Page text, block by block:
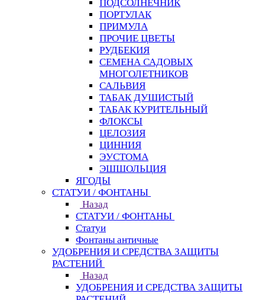
ПОДСОЛНЕЧНИК
ПОРТУЛАК
ПРИМУЛА
ПРОЧИЕ ЦВЕТЫ
РУДБЕКИЯ
СЕМЕНА САДОВЫХ
МНОГОЛЕТНИКОВ
САЛЬВИЯ
ТАБАК ДУШИСТЫЙ
ТАБАК КУРИТЕЛЬНЫЙ
ФЛОКСЫ
ЦЕЛОЗИЯ
ЦИННИЯ
ЭУСТОМА
ЭШШОЛЬЦИЯ
ЯГОДЫ
СТАТУИ / ФОНТАНЫ
Назад
СТАТУИ / ФОНТАНЫ
Статуи
Фонтаны античные
УДОБРЕНИЯ И СРЕДСТВА ЗАЩИТЫ
РАСТЕНИЙ
Назад
УДОБРЕНИЯ И СРЕДСТВА ЗАЩИТЫ